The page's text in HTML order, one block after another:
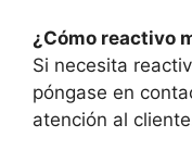
¿Cómo reactivo
Si necesita
póngase en
atención al